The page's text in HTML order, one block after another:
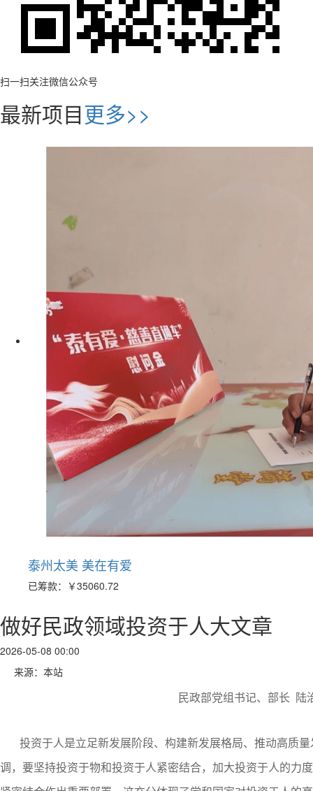
扫一扫关注微信公众号
最新项目更多>>
泰州太美 美在有爱
已筹款： ￥35060.72
做好民政领域投资于人大文章
2026-05-08 00:00
来源：本站
民政部党组书记、部长 陆
投资于人是立足新发展阶段、构建新发展格局、推动高质
调，要坚持投资于物和投资于人紧密结合，加大投资于人的力度